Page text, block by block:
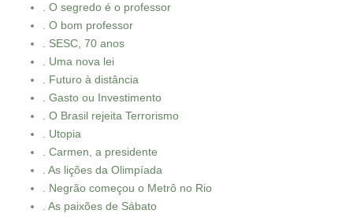
. O segredo é o professor
. O bom professor
. SESC, 70 anos
. Uma nova lei
. Futuro à distância
. Gasto ou Investimento
. O Brasil rejeita Terrorismo
. Utopia
. Carmen, a presidente
. As lições da Olimpíada
. Negrão começou o Metrô no Rio
. As paixões de Sábato